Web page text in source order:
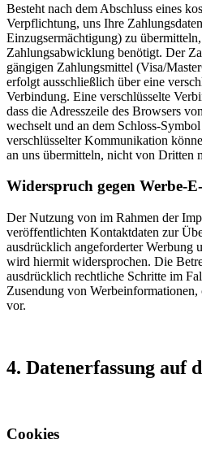
Besteht nach dem Abschluss eines
Verpflichtung, uns Ihre
Einzugsermächtigung) zu
Zahlungsabwicklung benötigt. Der
gängigen Zahlungsmittel (Visa/
erfolgt ausschließlich über eine
Verbindung. Eine verschlüsselte
dass die Adresszeile des Browsers
wechselt und an dem Schloss-
verschlüsselter Kommunikation
an uns übermitteln, nicht von Dritten
Widerspruch gegen Werbe-
Der Nutzung von im Rahmen der
veröffentlichten Kontaktdaten zur
ausdrücklich angeforderter Werbung
wird hiermit widersprochen. Die
ausdrücklich rechtliche Schritte im
Zusendung von
vor.
4. Datenerfassung auf
Cookies